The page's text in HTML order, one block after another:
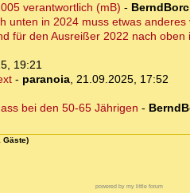
verantwortlich (mB) -
unten in 2024 muss etwas anderes
für den Ausreißer 2022 nach oben
19:21
- paranoia, 21.09.2025, 17:52
bei den 50-65 Jährigen -
Gäste)
powered by my little forum